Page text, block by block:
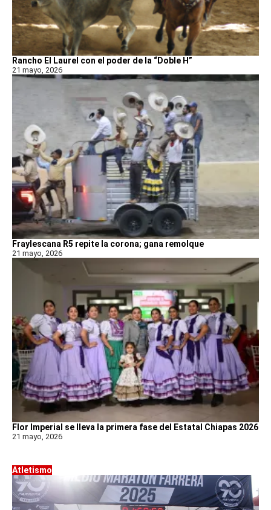
Rancho El Laurel con el poder de la “Doble H”
21 mayo, 2026
Fraylescana R5 repite la corona; gana remolque
21 mayo, 2026
Flor Imperial se lleva la primera fase del Estatal Chiapas 2026
21 mayo, 2026
Atletismo